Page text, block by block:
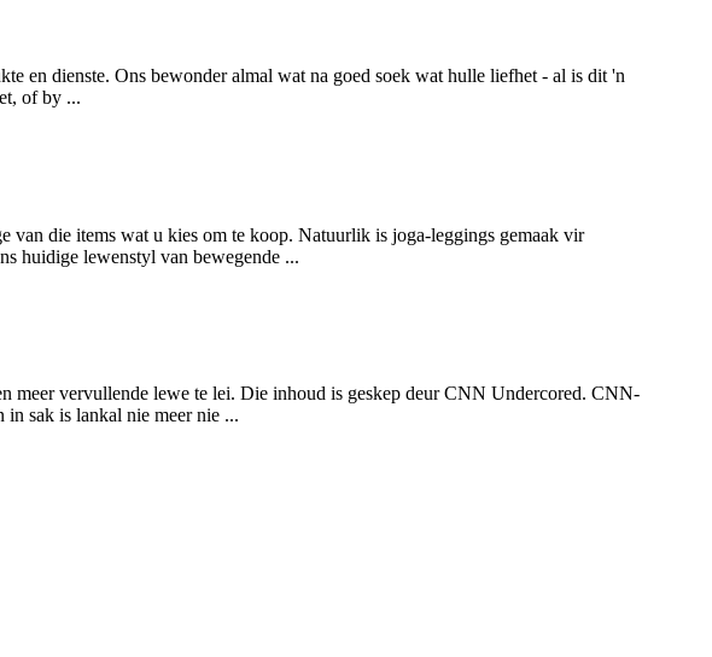
en dienste. Ons bewonder almal wat na goed soek wat hulle liefhet - al is dit 'n
of by ...
die items wat u kies om te koop. Natuurlik is joga-leggings gemaak vir
huidige lewenstyl van bewegende ...
meer vervullende lewe te lei. Die inhoud is geskep deur CNN Undercored. CNN-
in sak is lankal nie meer nie ...